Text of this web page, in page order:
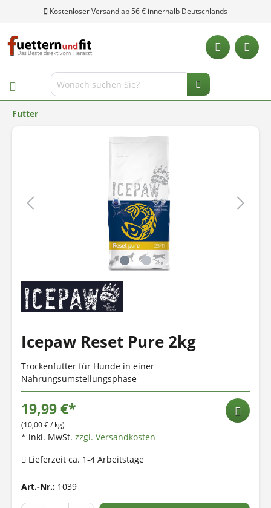
Kostenloser Versand ab 56 € innerhalb Deutschlands
Futter
Icepaw Reset Pure 2kg
Trockenfutter für Hunde in einer
Nahrungsumstellungsphase
19,99 €*
(10,00 € / kg)
* inkl. MwSt. zzgl. Versandkosten
Lieferzeit ca. 1-4 Arbeitstage
Art.-Nr.: 1039